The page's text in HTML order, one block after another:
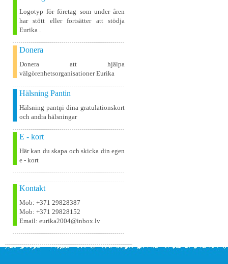
Logotyp för företag som under åren
har stött eller fortsätter att stödja
Eurika .
Donera
Donera att hjälpa
välgörenhetsorganisationer Eurika
Hälsning Pantin
Hälsning pantņi dina gratulationskort
och andra hälsningar
E - kort
Här kan du skapa och skicka din egen
e - kort
Kontakt
Mob: +371 29828387
Mob: +371 29828152
Email: eurika2004@inbox.lv